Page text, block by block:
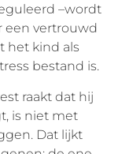
–wordt
een vertrouwd
het kind als
bestand is.
raakt dat hij
is niet met
Dat lijkt